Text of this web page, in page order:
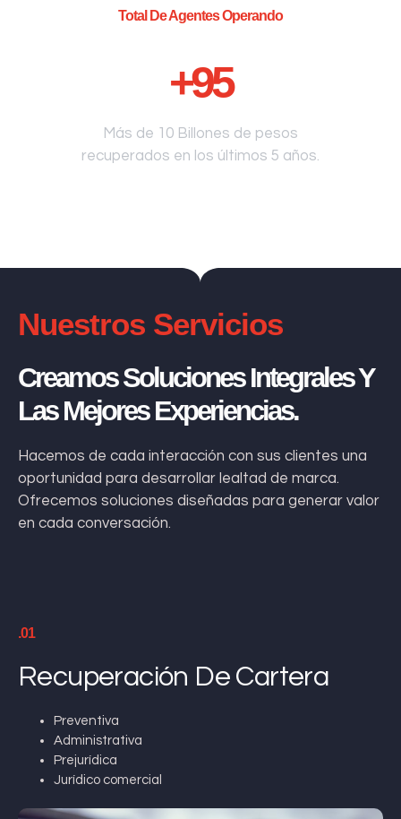
Total De Agentes Operando
+95
Más de 10 Billones de pesos
recuperados en los últimos 5 años.
Nuestros Servicios
Creamos Soluciones Integrales Y
Las Mejores Experiencias.
Hacemos de cada interacción con sus clientes una
oportunidad para desarrollar lealtad de marca.
Ofrecemos soluciones diseñadas para generar valor
en cada conversación.
.01
Recuperación De Cartera
Preventiva
Administrativa
Prejurídica
Jurídico comercial